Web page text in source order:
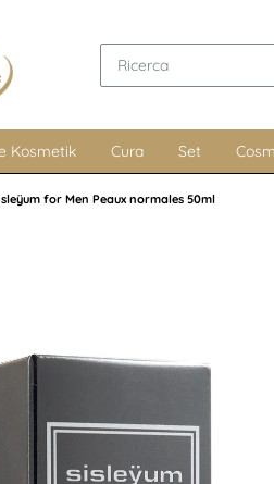
Kosmetik Cura Set
for Men Peaux normales 50ml